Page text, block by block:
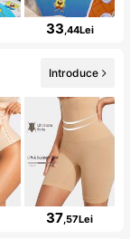
33,44Lei
Introduce
37,57Lei